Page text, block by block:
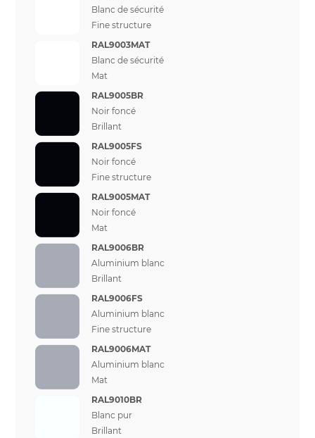
Blanc de sécurité
Fine structure
RAL9003MAT
Blanc de sécurité
Mat
RAL9005BR
Noir foncé
Brillant
RAL9005FS
Noir foncé
Fine structure
RAL9005MAT
Noir foncé
Mat
RAL9006BR
Aluminium blanc
Brillant
RAL9006FS
Aluminium blanc
Fine structure
RAL9006MAT
Aluminium blanc
Mat
RAL9010BR
Blanc pur
Brillant